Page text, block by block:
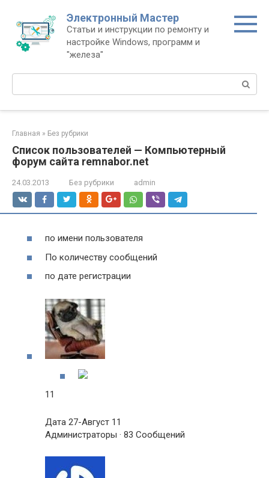
контенту
Электронный Мастер
Статьи и инструкции по ремонту и
настройке Windows, программ и
"железа"
Поиск:
Главная » Без рубрики
Список пользователей — Компьютерный
форум сайта remnabor.net
24.03.2013 Без рубрики admin
по имени пользователя
По количеству сообщений
по дате регистрации
11
Дата 27-Август 11
Администраторы · 83 Сообщений